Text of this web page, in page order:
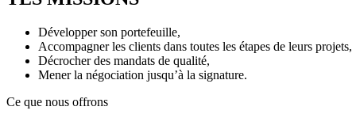
Développer son portefeuille,
Accompagner les clients dans toutes les étapes de leurs projets,
Décrocher des mandats de qualité,
Mener la négociation jusqu’à la signature.
Ce que nous offrons